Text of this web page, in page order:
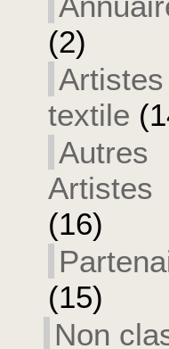
(2)
Artistes
textile
Autres
Artistes
(16)
(15)
Non